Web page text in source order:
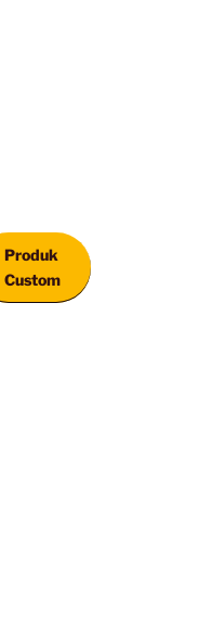
Produk
Custom